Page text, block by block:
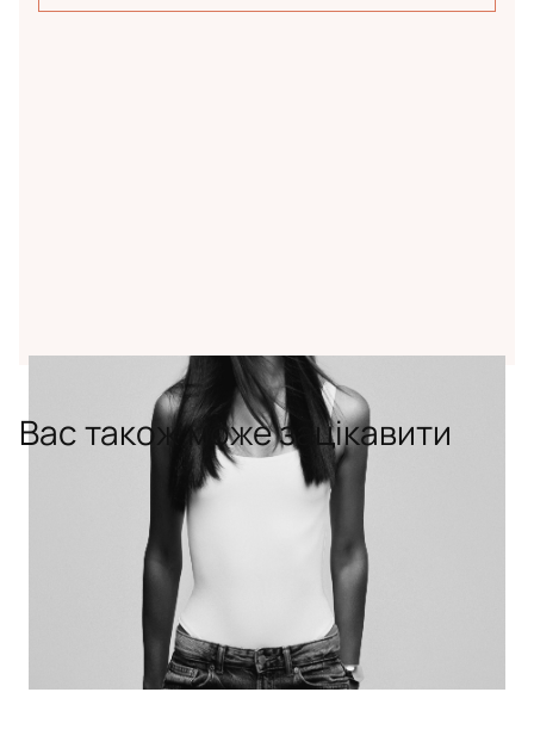
Вас також може зацікавити